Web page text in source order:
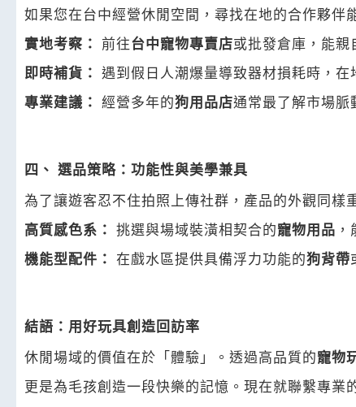
如果您在台中經營休閒空間，尋找在地的合作夥伴
實地考察： 前往台中寵物專賣店或批發倉庫，能親
即時補貨： 遇到假日人潮爆量導致器材損耗時，在
專業建議： 經營多年的狗用品店通常最了解市場脈
四、 選品策略：功能性與美學兼具
為了讓遊客忍不住拍照上傳社群，產品的外觀同樣
高質感色系： 挑選與場域裝潢相契合的寵物用品
機能型配件： 在戲水區提供具備浮力功能的狗背帶
結語：用好玩具創造回訪率
休閒場域的價值在於「體驗」。透過高品質的寵物
更是為毛孩創造一段快樂的記憶。現在就聯繫專業